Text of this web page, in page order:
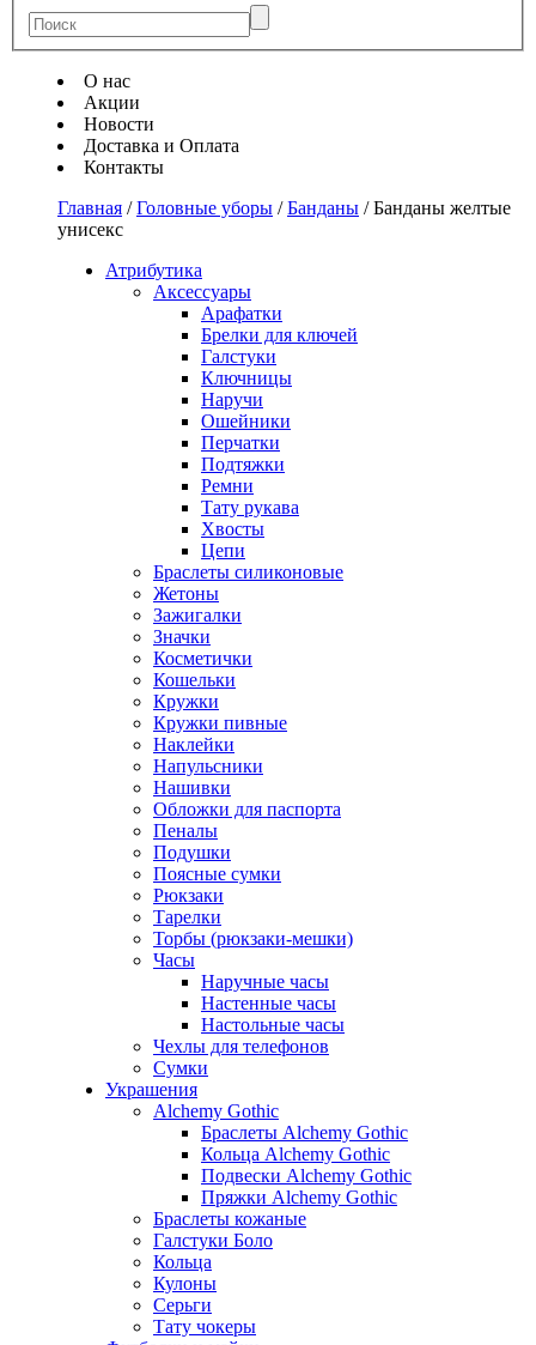
О нас
Акции
Новости
Доставка и Оплата
Контакты
Главная /Головные уборы /Банданы /Банданы желтые
унисекс
Атрибутика
Аксессуары
Арафатки
Брелки для ключей
Галстуки
Ключницы
Наручи
Ошейники
Перчатки
Подтяжки
Ремни
Тату рукава
Хвосты
Цепи
Браслеты силиконовые
Жетоны
Зажигалки
Значки
Косметички
Кошельки
Кружки
Кружки пивные
Наклейки
Напульсники
Нашивки
Обложки для паспорта
Пеналы
Подушки
Поясные сумки
Рюкзаки
Тарелки
Торбы (рюкзаки-мешки)
Часы
Наручные часы
Настенные часы
Настольные часы
Чехлы для телефонов
Сумки
Украшения
Alchemy Gothic
Браслеты Alchemy Gothic
Кольца Alchemy Gothic
Подвески Alchemy Gothic
Пряжки Alchemy Gothic
Браслеты кожаные
Галстуки Боло
Кольца
Кулоны
Серьги
Тату чокеры